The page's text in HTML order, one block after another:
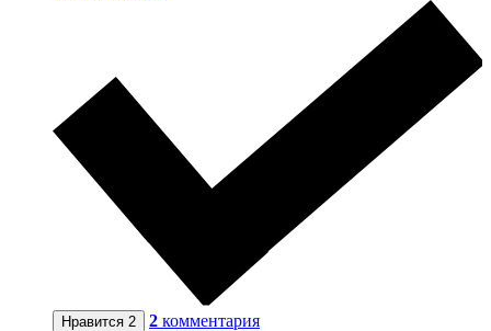
Нравится 2 2 комментария